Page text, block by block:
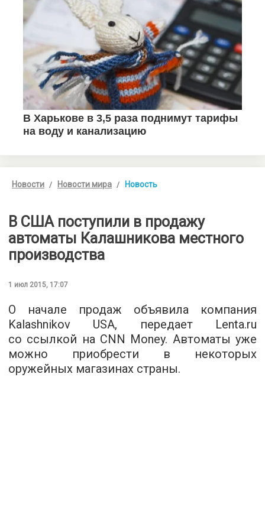
Новости Новости мира Новость
В США поступили в продажу
автоматы Калашникова местного
производства
1 июл 2015, 17:07
О начале продаж объявила компания
Kalashnikov USA, передает Lenta.ru
со ссылкой на CNN Money. Автоматы уже
можно приобрести в некоторых
оружейных магазинах страны.